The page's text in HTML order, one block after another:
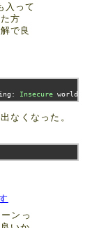
入って
方
で良
: Insecure world
なくなった。
ンっ